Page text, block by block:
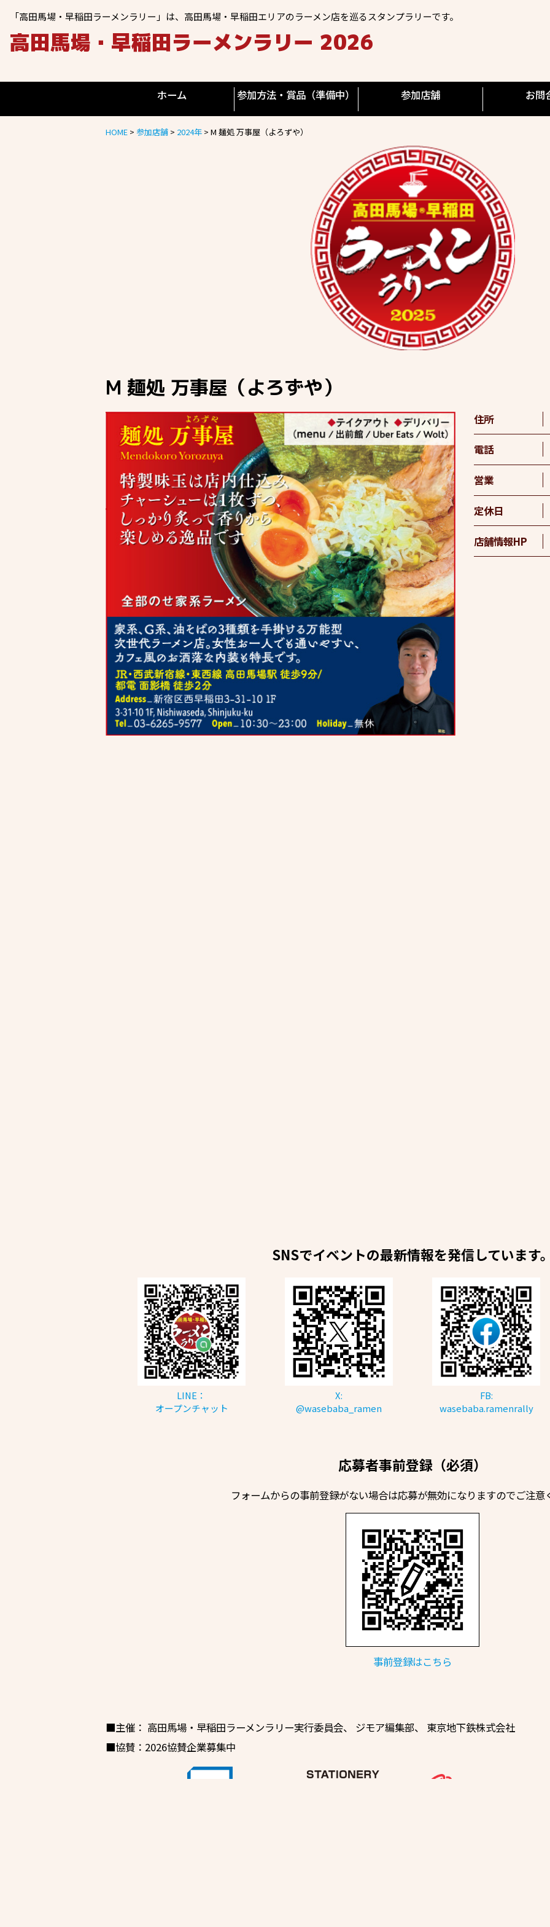
「高田馬場・早稲田ラーメンラリー」は、高田馬場・早稲田エリアのラーメン店を巡るスタンプラリーです。
高田馬場・早稲田ラーメンラリー 2026
ホーム 参加方法・賞品（準備中） 参加店舗 お問
HOME > 参加店舗 > 2024年 > M 麺処 万事屋（よろずや）
M 麺処 万事屋（よろずや）
住所
電話
営業
定休日
店舗情報HP
SNSでイベントの最新情報を発信しています
LINE：
オープンチャット
X:
@wasebaba_ramen
FB:
wasebaba.ramenrally
応募者事前登録（必須）
フォームからの事前登録がない場合は応募が無効になりますのでご注意
事前登録はこちら
■主催： 高田馬場・早稲田ラーメンラリー実行委員会、 ジモア編集部、
東京地下鉄株式会社
■協賛：2026協賛企業募集中